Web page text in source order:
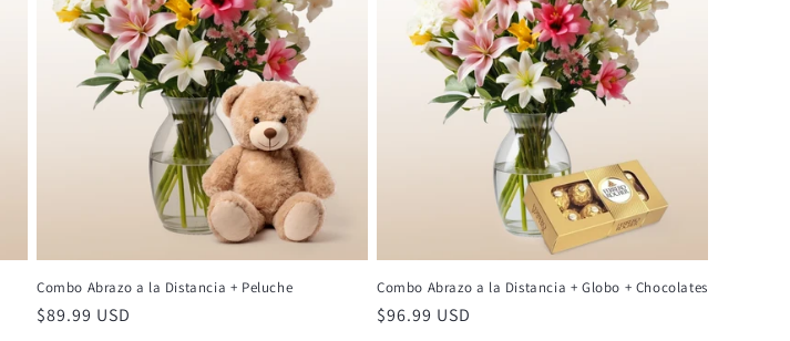
Combo Abrazo a la Distancia + Peluche
Precio
$89.99 USD
Combo Abrazo a la Distancia + Globo + Chocolates
Precio
$96.99 USD